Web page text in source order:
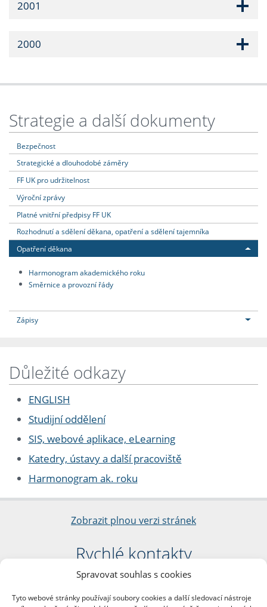
Spravovat souhlas s cookies
Tyto webové stránky používají soubory cookies a další sledovací nástroje
2001
2000
Strategie a další dokumenty
Bezpečnost
Strategické a dlouhodobé záměry
FF UK pro udržitelnost
Výroční zprávy
Platné vnitřní předpisy FF UK
Rozhodnutí a sdělení děkana, opatření a sdělení tajemníka
Opatření děkana
Harmonogram akademického roku
Směrnice a provozní řády
Zápisy
Důležité odkazy
ENGLISH
Studijní oddělení
SIS, webové aplikace, eLearning
Katedry, ústavy a další pracoviště
Harmonogram ak. roku
Zobrazit plnou verzi stránek
Rychlé kontakty
Filozofická fakulta
nám. Jana Palacha 1/2